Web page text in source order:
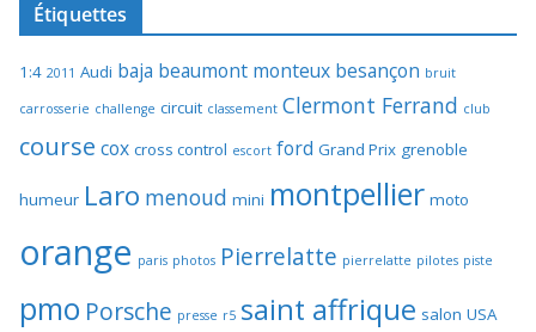
Étiquettes
1:4 2011 Audi baja beaumont monteux besançon bruit
carrosserie challenge circuit classement Clermont Ferrand club
course cox cross control escort ford Grand Prix grenoble
humeur Laro menoud mini montpellier moto
orange paris photos Pierrelatte pierrelatte pilotes piste
pmo Porsche presse r5 saint affrique salon USA